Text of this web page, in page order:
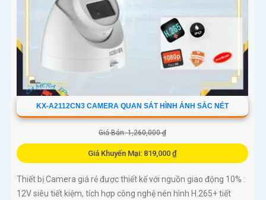
KX-A2112CN3 CAMERA QUAN SÁT HÌNH ẢNH SẮC NÉT
Giá Bán: 1,260,000 ₫
Giá Khuyến Mại: 819,000 ₫
Thiết bị Camera giá rẻ được thiết kế với nguồn giao động 10% :
12V siêu tiết kiệm, tích hợp công nghệ nén hình H.265+ tiết